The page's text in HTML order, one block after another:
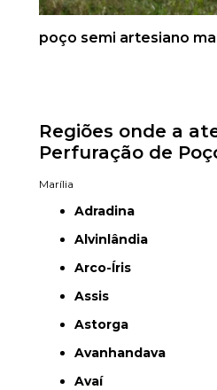
poço semi artesiano
Regiões onde a
Perfuração de
Marília
Adradina
Alvinlândia
Arco-Íris
Assis
Astorga
Avanhandava
Avaí